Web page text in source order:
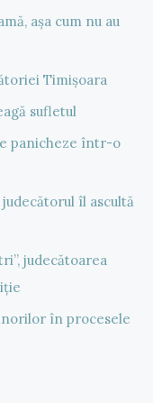
așa cum nu au
Timișoara
sufletul
panicheze într-o
îl ascultă
judecătoarea
în procesele